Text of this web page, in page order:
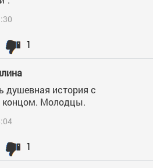
1
душевная история с
Молодцы.
1